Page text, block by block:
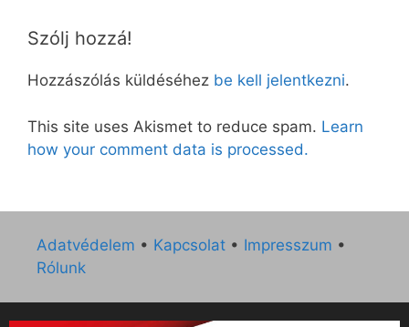
Szólj hozzá!
Hozzászólás küldéséhez be kell jelentkezni.
This site uses Akismet to reduce spam. Learn
how your comment data is processed.
Adatvédelem • Kapcsolat • Impresszum •
Rólunk